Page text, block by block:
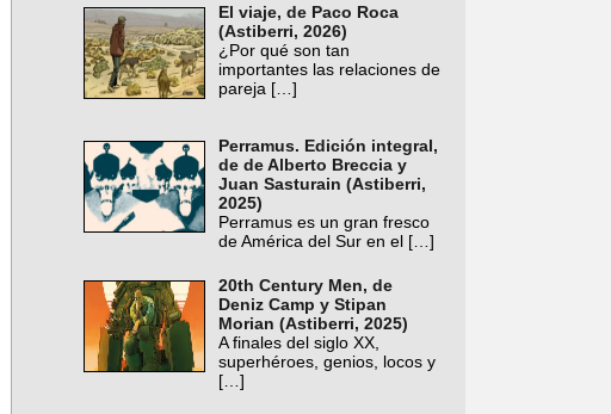
El viaje, de Paco Roca
(Astiberri, 2026)
¿Por qué son tan
importantes las relaciones de
pareja […]
Perramus. Edición integral,
de de Alberto Breccia y
Juan Sasturain (Astiberri,
2025)
Perramus es un gran fresco
de América del Sur en el […]
20th Century Men, de
Deniz Camp y Stipan
Morian (Astiberri, 2025)
A finales del siglo XX,
superhéroes, genios, locos y
[…]